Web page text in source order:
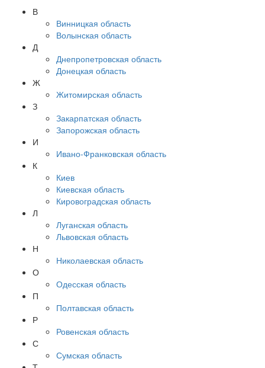
В
Винницкая область
Волынская область
Д
Днепропетровская область
Донецкая область
Ж
Житомирская область
З
Закарпатская область
Запорожская область
И
Ивано-Франковская область
К
Киев
Киевская область
Кировоградская область
Л
Луганская область
Львовская область
Н
Николаевская область
О
Одесская область
П
Полтавская область
Р
Ровенская область
С
Сумская область